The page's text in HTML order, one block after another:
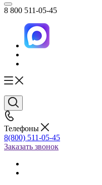
8 800 511-05-45
Телефоны
8(800) 511-05-45
Заказать звонок